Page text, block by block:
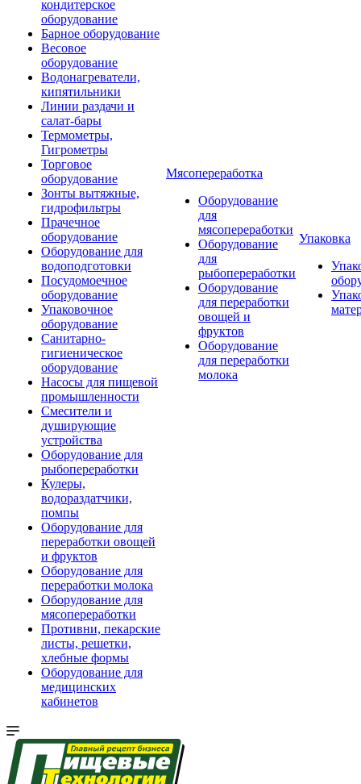
кондитерское
оборудование
Барное оборудование
Весовое
оборудование
Водонагреватели,
кипятильники
Линии раздачи и
салат-бары
Термометры,
Гигрометры
Торговое
оборудование
Зонты вытяжные,
гидрофильтры
Прачечное
оборудование
Оборудование для
водоподготовки
Посудомоечное
оборудование
Упаковочное
оборудование
Санитарно-
гигиеническое
оборудование
Насосы для пищевой
промышленности
Смесители и
душирующие
устройства
Оборудование для
рыбопереработки
Кулеры,
водораздатчики,
помпы
Оборудование для
переработки овощей
и фруктов
Оборудование для
переработки молока
Оборудование для
мясопереработки
Противни, пекарские
листы, решетки,
хлебные формы
Оборудование для
медицинских
кабинетов
Мясопереработка
Оборудование
для
мясопереработки
Оборудование
для
рыбопереработки
Оборудование
для переработки
овощей и
фруктов
Оборудование
для переработки
молока
Упаковка